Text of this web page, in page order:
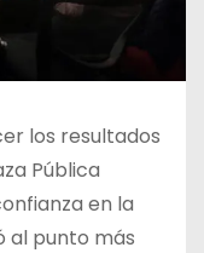
los resultados
Pública
en la
al punto más